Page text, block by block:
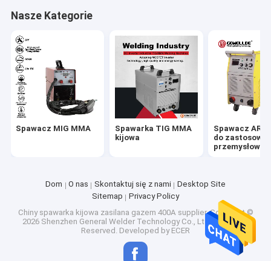
Nasze Kategorie
Spawacz MIG MMA
Spawarka TIG MMA
kijowa
Spawacz ARC
do
Dom O nas Skontaktuj się z nami
Desktop Site
Sitemap
Privacy Policy
Chiny spawarka kijowa zasilana gazem 400A supplier.Copyright ©
2026 Shenzhen General Welder Technology Co., Ltd.. All Rights
Reserved. Developed by ECER